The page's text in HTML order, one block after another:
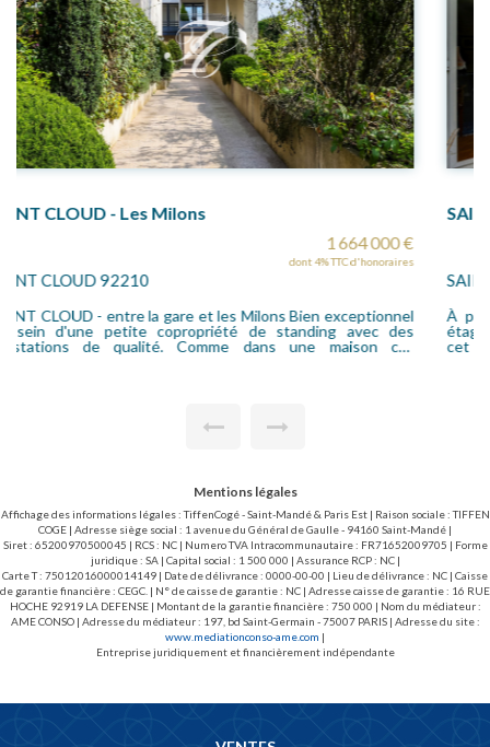
SAINT-CLOUD - dernier étage - 6 pièces -168 m2 avec garage
950 000 €
dont 4.01% TTC d'honoraires
SAINT CLOUD 92210
À proximité immédiate du Parc de Saint-Cloud, au dernier
étage avec ascenseur d'une résidence de standing, découvrez
cet élégant appartement traversant de 168 m². Il offre une
complètent ce bien rare. À seulement 10 minutes à pied de la
Mentions légales
Affichage des informations légales : TiffenCogé - Saint-Mandé & Paris Est | Raison sociale : TIFFEN
COGE | Adresse siège social : 1 avenue du Général de Gaulle - 94160 Saint-Mandé |
Siret : 65200970500045 | RCS : NC | Numero TVA Intracommunautaire : FR71652009705 | Forme
juridique : SA | Capital social : 1 500 000 | Assurance RCP : NC |
Carte T : 75012016000014149 | Date de délivrance : 0000-00-00 | Lieu de délivrance : NC | Caisse
de garantie financière : CEGC. | N° de caisse de garantie : NC | Adresse caisse de garantie : 16 RUE
HOCHE 92919 LA DEFENSE | Montant de la garantie financière : 750 000 | Nom du médiateur :
AME CONSO | Adresse du médiateur : 197, bd Saint-Germain - 75007 PARIS | Adresse du site :
www.mediationconso-ame.com |
Entreprise juridiquement et financièrement indépendante